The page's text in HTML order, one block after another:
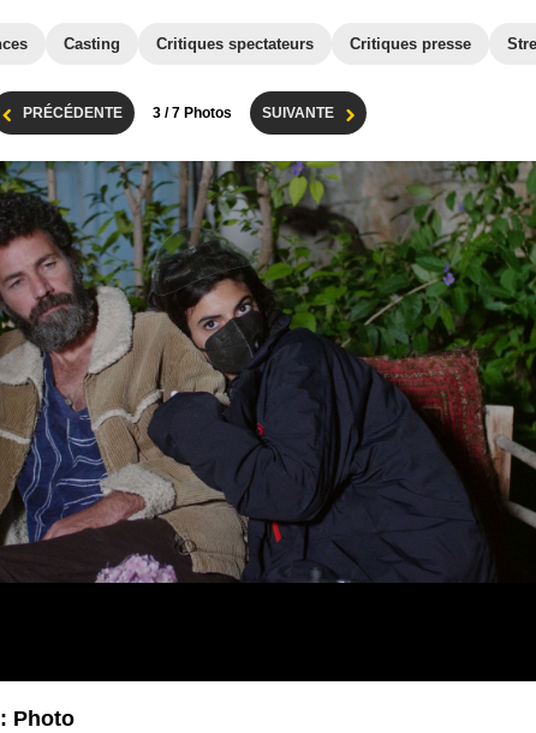
Casting Critiques spectateurs Critiques presse
PRÉCÉDENTE 3 / 7 Photos SUIVANTE
Photo